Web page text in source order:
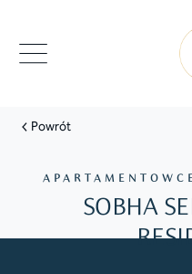
Powrót
SOBHA